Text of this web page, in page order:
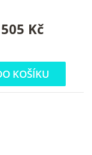
5
505 Kč
KOŠÍKU